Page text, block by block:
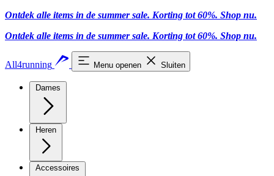
Ontdek alle items in de summer sale. Korting tot 60%. Shop nu.
Ontdek alle items in de summer sale. Korting tot 60%. Shop nu.
All4running Menu openen Sluiten
Dames
Heren
Accessoires